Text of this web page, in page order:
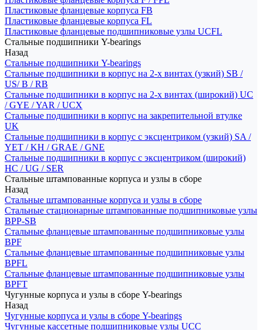
Пластиковые фланцевые корпуса FB
Пластиковые фланцевые корпуса FL
Пластиковые фланцевые подшипниковые узлы UCFL
Стальные подшипники Y-bearings
Назад
Стальные подшипники Y-bearings
Стальные подшипники в корпус на 2-х винтах (узкий) SB /
US/ B / RB
Стальные подшипники в корпус на 2-х винтах (широкий) UC
/ GYE / YAR / UCX
Стальные подшипники в корпус на закрепительной втулке
UK
Стальные подшипники в корпус с эксцентриком (узкий) SA /
YET / KH / GRAE / GNE
Стальные подшипники в корпус с эксцентриком (широкий)
HC / UG / SER
Стальные штампованные корпуса и узлы в сборе
Назад
Стальные штампованные корпуса и узлы в сборе
Стальные стационарные штампованные подшипниковые узлы
BPP-SB
Стальные фланцевые штампованные подшипниковые узлы
BPF
Стальные фланцевые штампованные подшипниковые узлы
BPFL
Стальные фланцевые штампованные подшипниковые узлы
BPFT
Чугунные корпуса и узлы в сборе Y-bearings
Назад
Чугунные корпуса и узлы в сборе Y-bearings
Чугунные кассетные подшипниковые узлы UCC